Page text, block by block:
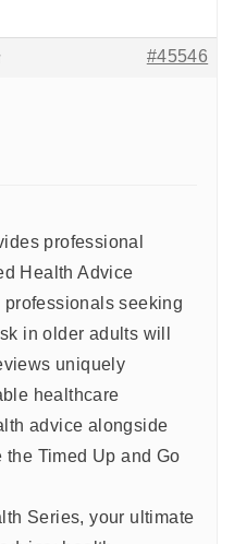
#45546
professional
Health Advice
seeking
in older adults will
uniquely
healthcare
advice alongside
Timed Up and Go
Series, your ultimate